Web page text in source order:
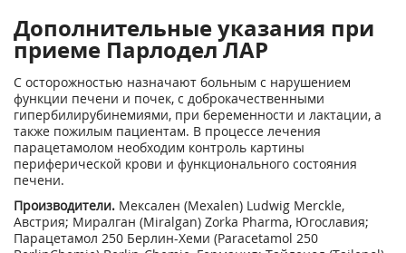
Дополнительные указания при
приеме Парлодел ЛАР
С осторожностью назначают больным с нарушением
функции печени и почек, с доброкачественными
гипербилирубинемиями, при беременности и лактации, а
также пожилым пациентам. В процессе лечения
парацетамолом необходим контроль картины
периферической крови и функционального состояния
печени.
Производители. Мексален (Mexalen) Ludwig Merckle,
Австрия; Миралган (Miralgan) Zorka Pharma, Югославия;
Парацетамол 250 Берлин-Хеми (Paracetamol 250